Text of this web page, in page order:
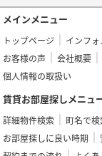
メインメニュー
トップページ インフ
お客様の声
会社概要
個人情報の取扱い
賃貸お部屋探しメニュ
詳細物件検索 町名で検
お部屋探しに良い時期